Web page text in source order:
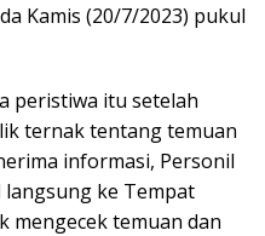
Kamis (20/7/2023) pukul
peristiwa itu setelah
ternak tentang temuan
informasi, Personil
langsung ke Tempat
mengecek temuan dan